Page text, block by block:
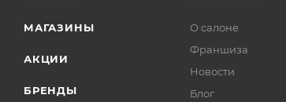
МАГАЗИНЫ
АКЦИИ
БРЕНДЫ
О салоне
Франшиза
Новости
Блог